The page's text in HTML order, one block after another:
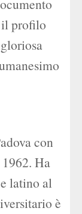
il profilo
con
Ha
latino al
è